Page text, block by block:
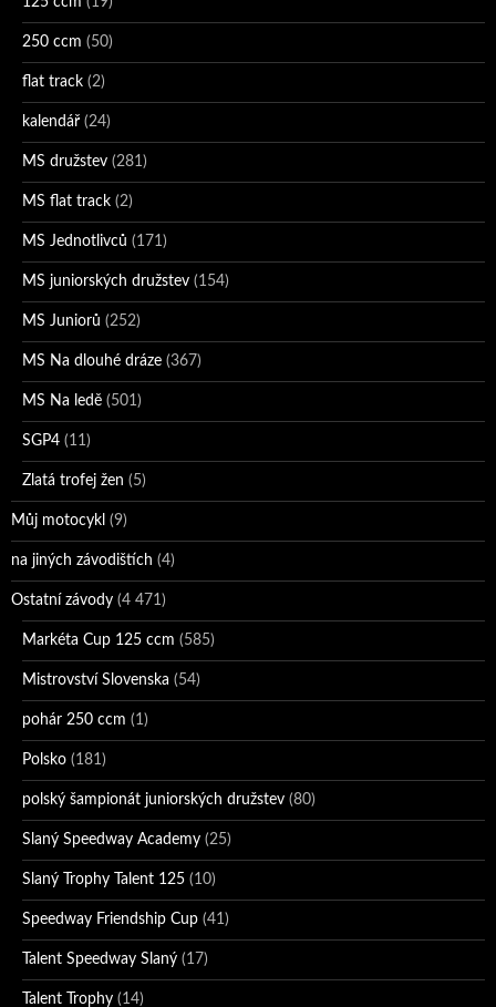
250 ccm (50)
flat track (2)
kalendář (24)
MS družstev (281)
MS flat track (2)
MS Jednotlivců (171)
MS juniorských družstev (154)
MS Juniorů (252)
MS Na dlouhé dráze (367)
MS Na ledě (501)
SGP4 (11)
Zlatá trofej žen (5)
Můj motocykl (9)
na jiných závodištích (4)
Ostatní závody (4 471)
Markéta Cup 125 ccm (585)
Mistrovství Slovenska (54)
pohár 250 ccm (1)
Polsko (181)
polský šampionát juniorských družstev (80)
Slaný Speedway Academy (25)
Slaný Trophy Talent 125 (10)
Speedway Friendship Cup (41)
Talent Speedway Slaný (17)
Talent Trophy (14)